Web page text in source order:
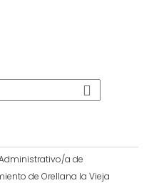
a de
de Orellana la Vieja